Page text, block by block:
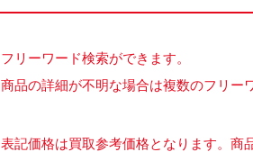
フリーワード検索ができます。
商品の詳細が不明な場合は複数のフリー
表記価格は買取参考価格となります。商